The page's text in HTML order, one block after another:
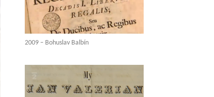
2009 – Bohuslav Balbín